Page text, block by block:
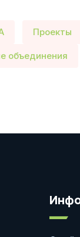
Проекты
объединения